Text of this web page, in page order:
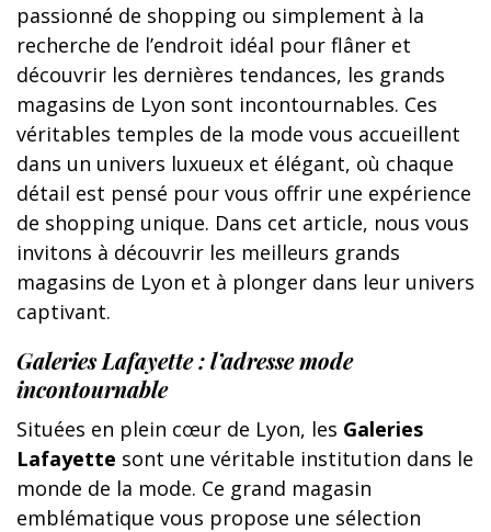
passionné de shopping ou simplement à la
recherche de l’endroit idéal pour flâner et
découvrir les dernières tendances, les grands
magasins de Lyon sont incontournables. Ces
véritables temples de la mode vous accueillent
dans un univers luxueux et élégant, où chaque
détail est pensé pour vous offrir une expérience
de shopping unique. Dans cet article, nous vous
invitons à découvrir les meilleurs grands
magasins de Lyon et à plonger dans leur univers
captivant.
Galeries Lafayette : l’adresse mode
incontournable
Situées en plein cœur de Lyon, les Galeries
Lafayette sont une véritable institution dans le
monde de la mode. Ce grand magasin
emblématique vous propose une sélection